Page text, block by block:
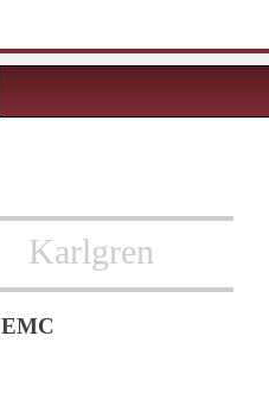
Karlgren
EMC